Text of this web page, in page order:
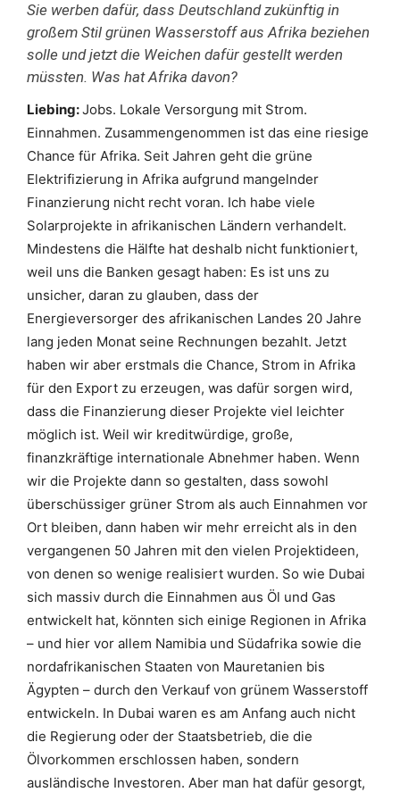
Sie werben dafür, dass Deutschland zukünftig in
großem Stil grünen Wasserstoff aus Afrika beziehen
solle und jetzt die Weichen dafür gestellt werden
müssten. Was hat Afrika davon?
Liebing:Jobs. Lokale Versorgung mit Strom.
Einnahmen. Zusammengenommen ist das eine riesige
Chance für Afrika. Seit Jahren geht die grüne
Elektrifizierung in Afrika aufgrund mangelnder
Finanzierung nicht recht voran. Ich habe viele
Solarprojekte in afrikanischen Ländern verhandelt.
Mindestens die Hälfte hat deshalb nicht funktioniert,
weil uns die Banken gesagt haben: Es ist uns zu
unsicher, daran zu glauben, dass der
Energieversorger des afrikanischen Landes 20 Jahre
lang jeden Monat seine Rechnungen bezahlt. Jetzt
haben wir aber erstmals die Chance, Strom in Afrika
für den Export zu erzeugen, was dafür sorgen wird,
dass die Finanzierung dieser Projekte viel leichter
möglich ist. Weil wir kreditwürdige, große,
finanzkräftige internationale Abnehmer haben. Wenn
wir die Projekte dann so gestalten, dass sowohl
überschüssiger grüner Strom als auch Einnahmen vor
Ort bleiben, dann haben wir mehr erreicht als in den
vergangenen 50 Jahren mit den vielen Projektideen,
von denen so wenige realisiert wurden. So wie Dubai
sich massiv durch die Einnahmen aus Öl und Gas
entwickelt hat, könnten sich einige Regionen in Afrika
– und hier vor allem Namibia und Südafrika sowie die
nordafrikanischen Staaten von Mauretanien bis
Ägypten – durch den Verkauf von grünem Wasserstoff
entwickeln. In Dubai waren es am Anfang auch nicht
die Regierung oder der Staatsbetrieb, die die
Ölvorkommen erschlossen haben, sondern
ausländische Investoren. Aber man hat dafür gesorgt,